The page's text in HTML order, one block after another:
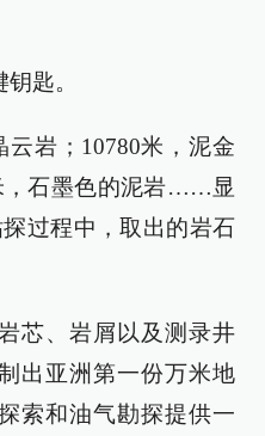
匙。
岩；10780米，泥金
，石墨色的泥岩……显
过程中，取出的岩石
芯、岩屑以及测录井
出亚洲第一份万米地
索和油气勘探提供一